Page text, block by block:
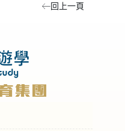
回上一頁